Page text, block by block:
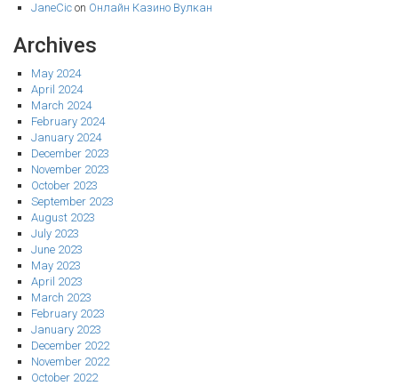
JaneCic on Онлайн Казино Вулкан
Archives
May 2024
April 2024
March 2024
February 2024
January 2024
December 2023
November 2023
October 2023
September 2023
August 2023
July 2023
June 2023
May 2023
April 2023
March 2023
February 2023
January 2023
December 2022
November 2022
October 2022